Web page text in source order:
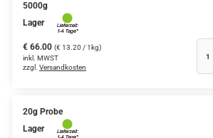
5000g
Lager
€ 66.00 (€ 13.20 / 1kg)
inkl. MWST
zzgl. Versandkosten
20g Probe
Lager